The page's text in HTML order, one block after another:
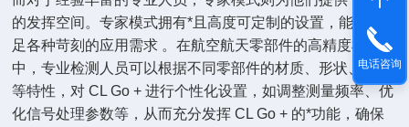
的发挥空间。专家模式拥有*且高度可定制的设置，能够满
足各种苛刻的应用需求 。在航空航天零部件的高精度检测
中，专业检测人员可以根据不同零部件的材质、形状、尺寸
等特性，对 CL Go + 进行个性化设置，如调整测量频率、优
化信号处理参数等，从而充分发挥 CL Go + 的*功能，确保
电话咨询